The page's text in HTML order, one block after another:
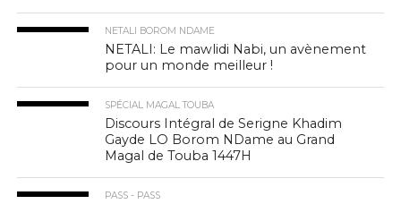
NETALI BOROM NDAME
NETALI: Le mawlidi Nabi, un avènement
pour un monde meilleur !
SPÉCIAL MAGAL TOUBA
Discours Intégral de Serigne Khadim
Gayde LO Borom NDame au Grand
Magal de Touba 1447H
PASS - PASS